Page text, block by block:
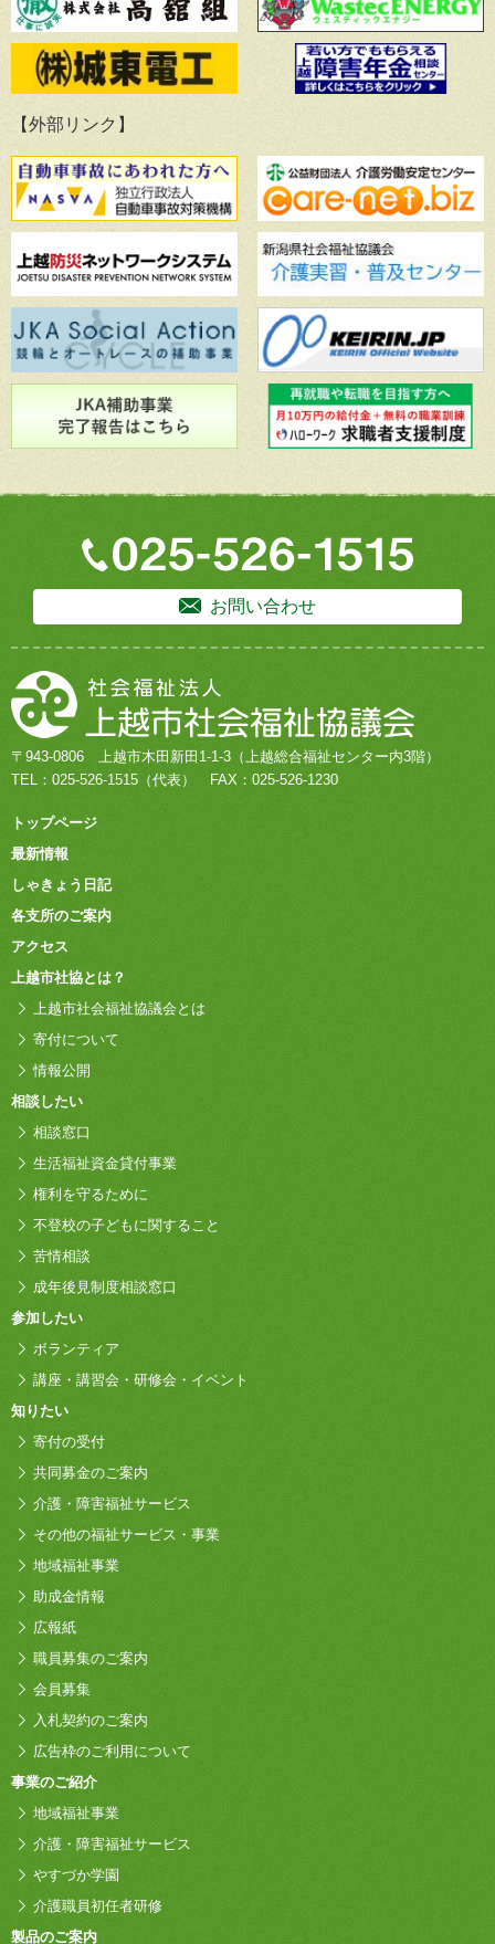
【外部リンク】
お問い合わせ
〒943-0806 上越市木田新田1-1-3 （上越総合福祉センター内3階）
TEL： 025-526-1515 （代表） FAX：025-526-1230
トップページ
最新情報
しゃきょう日記
各支所のご案内
アクセス
上越市社協とは？
上越市社会福祉協議会とは
寄付について
情報公開
相談したい
相談窓口
生活福祉資金貸付事業
権利を守るために
不登校の子どもに関すること
苦情相談
成年後見制度相談窓口
参加したい
ボランティア
講座・講習会・研修会・イベント
知りたい
寄付の受付
共同募金のご案内
介護・障害福祉サービス
その他の福祉サービス・事業
地域福祉事業
助成金情報
広報紙
職員募集のご案内
会員募集
入札契約のご案内
広告枠のご利用について
事業のご紹介
地域福祉事業
介護・障害福祉サービス
やすづか学園
介護職員初任者研修
製品のご案内